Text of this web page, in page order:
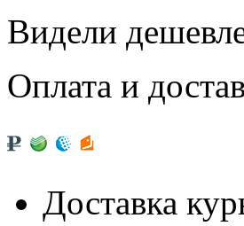
Видели
Оплата и
Доставка